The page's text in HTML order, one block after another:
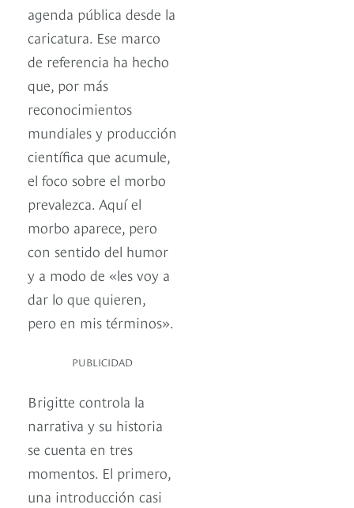
agenda pública desde la
caricatura. Ese marco
de referencia ha hecho
que, por más
reconocimientos
mundiales y producción
científica que acumule,
el foco sobre el morbo
prevalezca. Aquí el
morbo aparece, pero
con sentido del humor
y a modo de «les voy a
dar lo que quieren,
pero en mis términos».
PUBLICIDAD
Brigitte controla la
narrativa y su historia
se cuenta en tres
momentos. El primero,
una introducción casi